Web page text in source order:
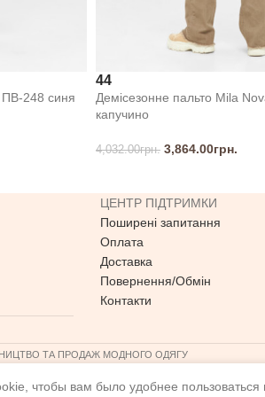
ПВ-248 синя
44
Демісезонне пальто Mila
капучино
4,032.00грн. 3,864.00грн.
ЦЕНТР ПІДТРИМКИ
Поширені запитання
Оплата
Доставка
Повернення/Обмін
Контакти
ТА ПРОДАЖ МОДНОГО ОДЯГУ
чтобы вам было удобнее